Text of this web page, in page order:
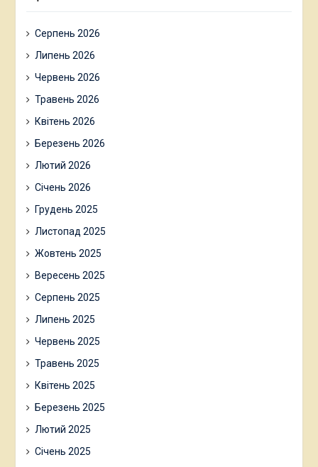
Серпень 2026
Липень 2026
Червень 2026
Травень 2026
Квітень 2026
Березень 2026
Лютий 2026
Січень 2026
Грудень 2025
Листопад 2025
Жовтень 2025
Вересень 2025
Серпень 2025
Липень 2025
Червень 2025
Травень 2025
Квітень 2025
Березень 2025
Лютий 2025
Січень 2025